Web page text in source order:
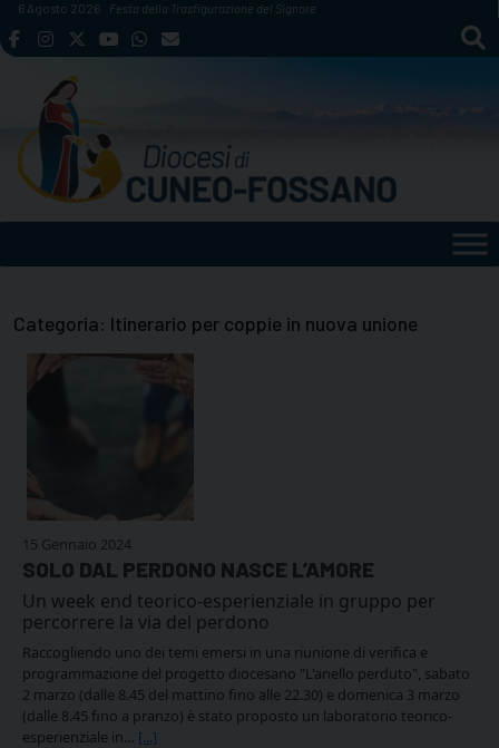
Skip
to
6 Agosto 2026 Festa della Trasfigurazione del Signore
Categoria: Itinerario per coppie in nuova unione
15 Gennaio 2024
SOLO DAL PERDONO NASCE L’AMORE
Un week end teorico-esperienziale in gruppo per
percorrere la via del perdono
Raccogliendo uno dei temi emersi in una riunione di verifica e
programmazione del progetto diocesano "L'anello perduto", sabato
2 marzo (dalle 8.45 del mattino fino alle 22.30) e domenica 3 marzo
(dalle 8.45 fino a pranzo) è stato proposto un laboratorio teorico-
esperienziale in… [...]